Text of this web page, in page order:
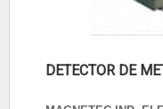
DETECTOR DE